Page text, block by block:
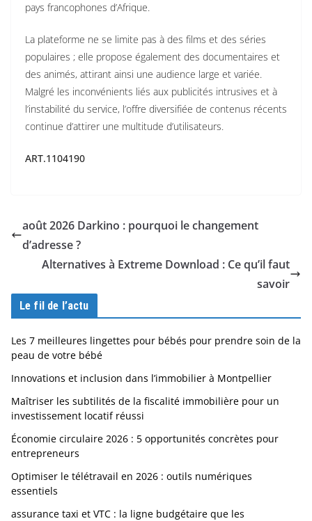
pays francophones d’Afrique.
La plateforme ne se limite pas à des films et des séries
populaires ; elle propose également des documentaires et
des animés, attirant ainsi une audience large et variée.
Malgré les inconvénients liés aux publicités intrusives et à
l’instabilité du service, l’offre diversifiée de contenus récents
continue d’attirer une multitude d’utilisateurs.
ART.1104190
août 2026 Darkino : pourquoi le changement
d’adresse ?
Alternatives à Extreme Download : Ce qu’il faut
savoir
Le fil de l’actu
Les 7 meilleures lingettes pour bébés pour prendre soin de la
peau de votre bébé
Innovations et inclusion dans l’immobilier à Montpellier
Maîtriser les subtilités de la fiscalité immobilière pour un
investissement locatif réussi
Économie circulaire 2026 : 5 opportunités concrètes pour
entrepreneurs
Optimiser le télétravail en 2026 : outils numériques
essentiels
assurance taxi et VTC : la ligne budgétaire que les